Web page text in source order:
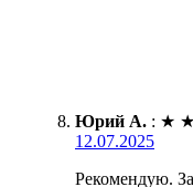
Юрий А. : ★ ★
12.07.2025
Рекомендую.